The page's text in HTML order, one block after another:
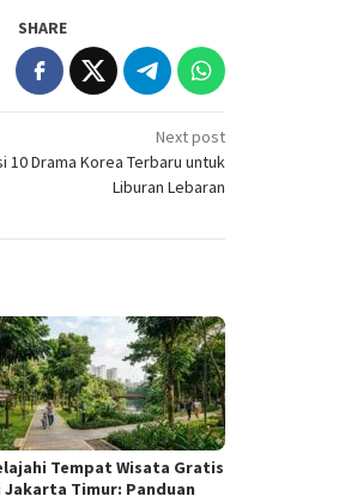
SHARE
Next post
10 Drama Korea Terbaru untuk
Liburan Lebaran
Tempat Wisata Gratis
Jakarta Timur: Panduan